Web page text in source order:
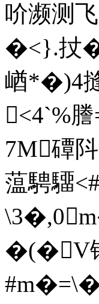
吤濒测
�<}.扙
崷*�)4
<4`%
7M磹
蕰騁驑
�(�V钺